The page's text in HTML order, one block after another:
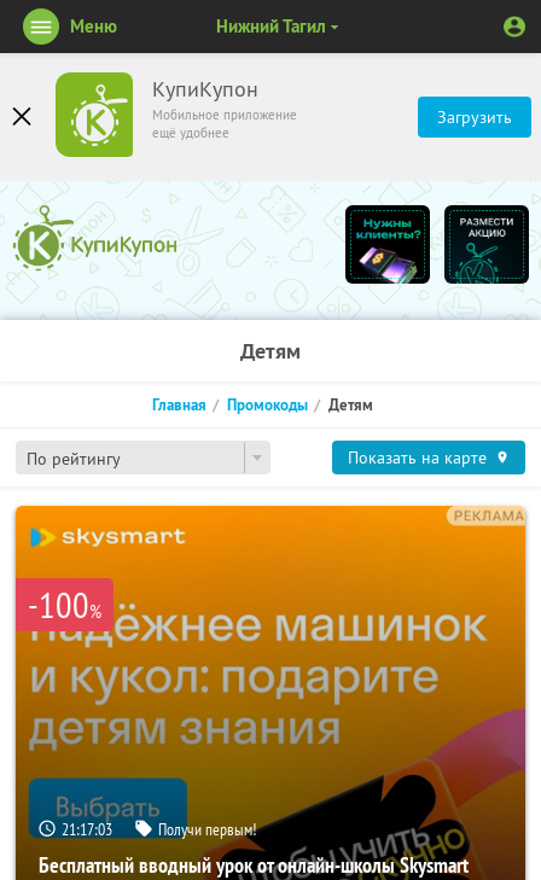
КупиКупон
Мобильное приложение
ещё удобнее
Загрузить
Меню Нижний Тагил
Детям
По рейтингу
Главная Промокоды Детям
Показать на карте
-100%
21:17:03 Получи первым!
Бесплатный вводный урок от онлайн-школы Skysmart